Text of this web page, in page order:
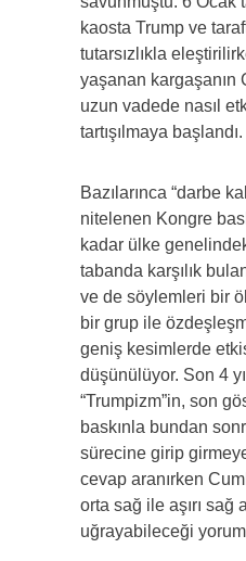
kaosta Trump ve
tutarsızlıkla
yaşanan kargaşanın
uzun vadede nasıl
tartışılmaya başlandı.
Bazılarınca “darbe
nitelenen Kongre
kadar ülke
tabanda karşılık
ve de söylemleri bir
bir grup ile
geniş kesimlerde
düşünülüyor. Son 4
“Trumpizm”in, son
baskınla bundan
sürecine girip
cevap aranırken
orta sağ ile aşırı sağ
uğrayabileceği